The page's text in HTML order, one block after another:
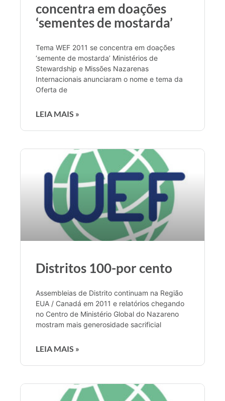
concentra em doações
‘sementes de mostarda’
Tema WEF 2011 se concentra em doações
‘semente de mostarda’ Ministérios de
Stewardship e Missões Nazarenas
Internacionais anunciaram o nome e tema da
Oferta de
LEIA MAIS »
Distritos 100-por cento
Assembleias de Distrito continuam na Região
EUA / Canadá em 2011 e relatórios chegando
no Centro de Ministério Global do Nazareno
mostram mais generosidade sacrificial
LEIA MAIS »